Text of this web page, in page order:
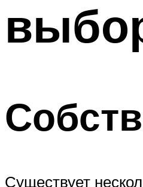
Существует